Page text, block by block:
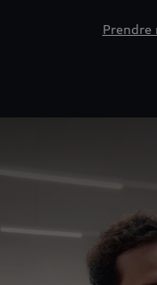
Prendre